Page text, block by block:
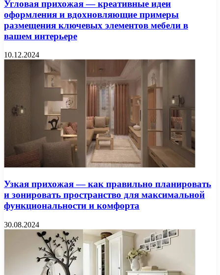
Угловая прихожая — креативные идеи
оформления и вдохновляющие примеры
размещения ключевых элементов мебели в
вашем интерьере
10.12.2024
Узкая прихожая — как правильно планировать
и зонировать пространство для максимальной
функциональности и комфорта
30.08.2024